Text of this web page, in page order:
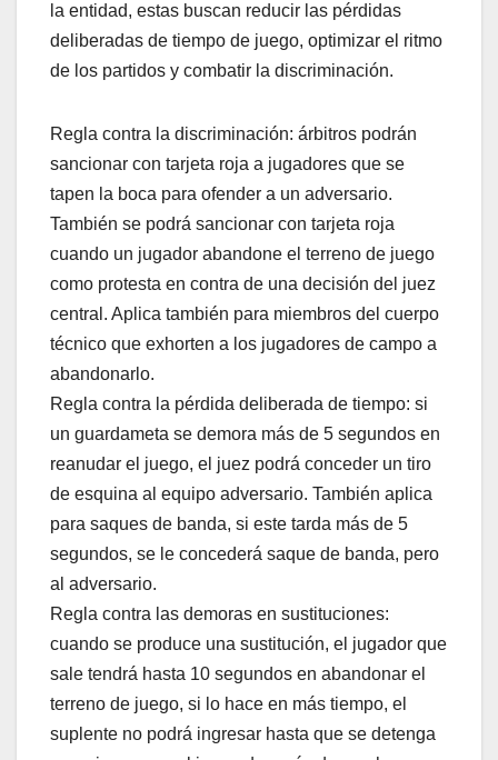
la entidad, estas buscan reducir las pérdidas
deliberadas de tiempo de juego, optimizar el ritmo
de los partidos y combatir la discriminación.
Regla contra la discriminación: árbitros podrán
sancionar con tarjeta roja a jugadores que se
tapen la boca para ofender a un adversario.
También se podrá sancionar con tarjeta roja
cuando un jugador abandone el terreno de juego
como protesta en contra de una decisión del juez
central. Aplica también para miembros del cuerpo
técnico que exhorten a los jugadores de campo a
abandonarlo.
Regla contra la pérdida deliberada de tiempo: si
un guardameta se demora más de 5 segundos en
reanudar el juego, el juez podrá conceder un tiro
de esquina al equipo adversario. También aplica
para saques de banda, si este tarda más de 5
segundos, se le concederá saque de banda, pero
al adversario.
Regla contra las demoras en sustituciones:
cuando se produce una sustitución, el jugador que
sale tendrá hasta 10 segundos en abandonar el
terreno de juego, si lo hace en más tiempo, el
suplente no podrá ingresar hasta que se detenga